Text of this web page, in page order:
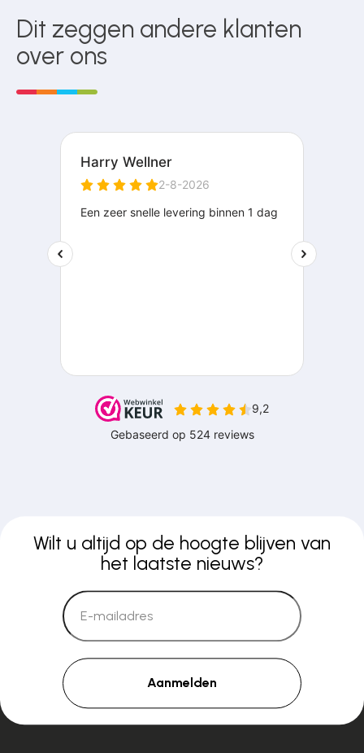
Dit zeggen andere klanten
over ons
Wilt u altijd op de hoogte blijven van
het laatste nieuws?
Aanmelden